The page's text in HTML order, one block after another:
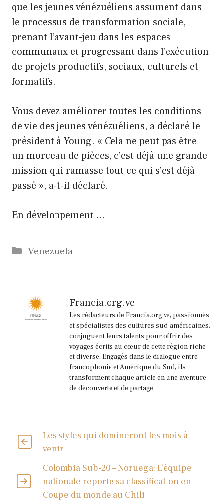
que les jeunes vénézuéliens assument dans
le processus de transformation sociale,
prenant l’avant-jeu dans les espaces
communaux et progressant dans l’exécution
de projets productifs, sociaux, culturels et
formatifs.
Vous devez améliorer toutes les conditions
de vie des jeunes vénézuéliens, a déclaré le
président à Young. « Cela ne peut pas être
un morceau de pièces, c’est déjà une grande
mission qui ramasse tout ce qui s’est déjà
passé », a-t-il déclaré.
En développement …
Catégories
Venezuela
Francia.org.ve
Les rédacteurs de Francia.org.ve, passionnés
et spécialistes des cultures sud-américaines,
conjuguent leurs talents pour offrir des
voyages écrits au cœur de cette région riche
et diverse. Engagés dans le dialogue entre
francophonie et Amérique du Sud, ils
transforment chaque article en une aventure
de découverte et de partage.
Les styles qui domineront les mois à
venir
Colombia Sub-20 – Noruega: L’équipe
nationale reporte sa classification en
Coupe du monde au Chili